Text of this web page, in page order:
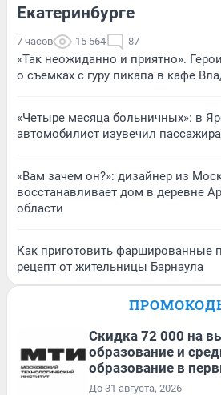
Екатеринбурге
7 часов 15 564 87
«Так неожиданно и приятно».
о съемках с гуру пикапа в кафе
«Четыре месяца больничных»: в
автомобилист изувечил
«Вам зачем он?»: дизайнер из
восстанавливает дом в деревне
области
Как приготовить фаршированные
рецепт от жительницы Барнаула
Скидка 72 000 на
образование и
образование в
До 31 августа, 2026